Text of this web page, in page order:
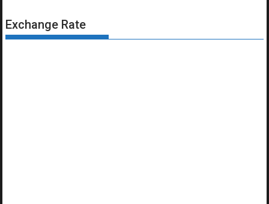
Exchange Rate